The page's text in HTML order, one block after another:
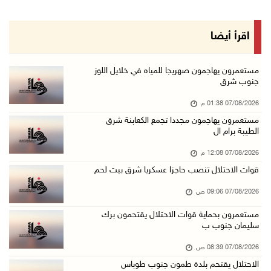
تواصل انتهاكات الاحتلال والمستعمرين: اعتقالات ...
الاحتلال يخطر باقتلاع أشجار من 310 دونمات وال ...
06/آب/2026 11:14 م
قوات الاحتلال تقتحم يعبد جنوب غرب جنين
06/آب/2026 10:49 م
وزير الداخلية يبحث مع مكافحة المخدرات الدولي ...
رئيس بلدية الخليل يطلع وفدا أميركيا على تطورا ...
اقرأ أيضا
مستعمرون يهاجمون صهريجا للمياه في خلايل اللوز
جنوب شرق
07/08/2026 01:38 م
مستعمرون يهاجمون مجددا تجمع الكعابنة شرق
الطيبة برام ال
07/08/2026 12:08 م
قوات الاحتلال تنصب حاجزا عسكريا شرق بيت لحم
07/08/2026 09:06 ص
مستعمرون بحماية قوات الاحتلال يقتحمون برك
سليمان جنوب ب
07/08/2026 08:39 ص
الاحتلال يقتحم بلدة طمون جنوب طوباس